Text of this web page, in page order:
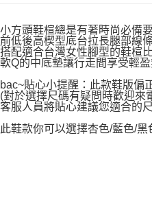
小方頭鞋楦總是有著時尚必備要
前低後高楔型底台拉長腿部線條
搭配適合台灣女性腳型的鞋楦
軟Q的中底墊讓行走間享受輕
bac~貼心小提醒：此款鞋版偏
(對於選擇尺碼有疑問時歡迎來
客服人員將貼心建議您適合的
此鞋款你可以選擇杏色/藍色/黑